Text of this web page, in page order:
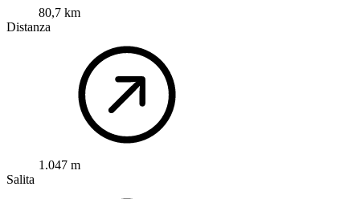
80,7 km
Distanza
1.047 m
Salita